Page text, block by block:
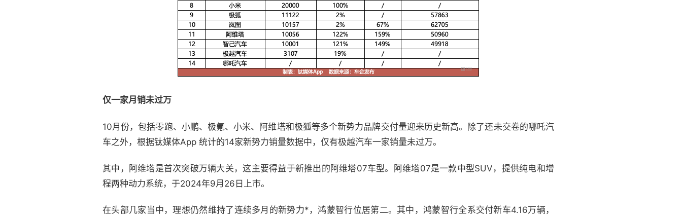
仅一家月销未过万
10月份，包括零跑、小鹏、极氪、小米、阿维塔和极狐等多个新势力品牌交付量迎来历史新高。除了还未交卷的哪吒汽
车之外，根据钛媒体App 统计的14家新势力销量数据中，仅有极越汽车一家销量未过万。
其中，阿维塔是首次突破万辆大关，这主要得益于新推出的阿维塔07车型。阿维塔07是一款中型SUV，提供纯电和增
程两种动力系统，于2024年9月26日上市。
在头部几家当中，理想仍然维持了连续多月的新势力*，鸿蒙智行位居第二。其中，鸿蒙智行全系交付新车4.16万辆，